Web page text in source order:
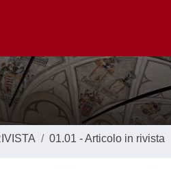
01.01 - Articolo in rivista